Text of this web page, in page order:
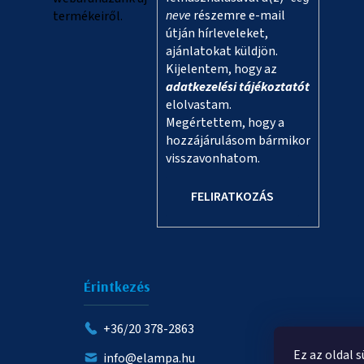
Ez az oldal
termékeiről.
neverészemre e-mail
útján hírleveleket,
ajánlatokat küldjön.
Kijelentem, hogy az
adatkezelési tájékoztatót
elolvastam.
Megértettem, hogy a
hozzájárulásom bármikor
visszavonhatom.
FELIRATKOZÁS
Érintkezés
+36/20 378-2863
info@elampa.hu